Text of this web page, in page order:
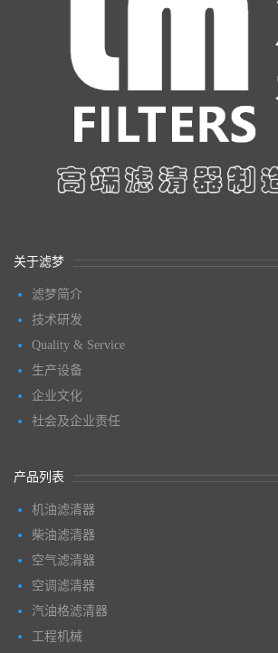
关于滤梦
滤梦简介
技术研发
Quality & Service
生产设备
企业文化
社会及企业责任
产品列表
机油滤清器
柴油滤清器
空气滤清器
空调滤清器
汽油格滤清器
工程机械